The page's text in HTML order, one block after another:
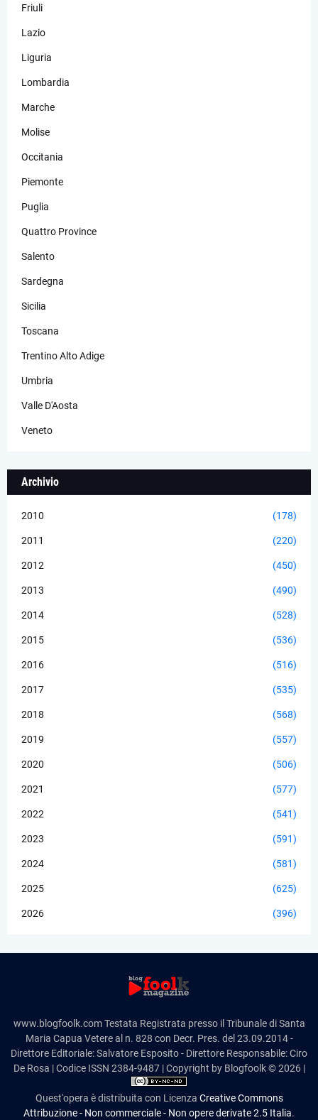
Friuli
Lazio
Liguria
Lombardia
Marche
Molise
Occitania
Piemonte
Puglia
Quattro Province
Salento
Sardegna
Sicilia
Toscana
Trentino Alto Adige
Umbria
Valle D'Aosta
Veneto
Archivio
2010 (178)
2011 (220)
2012 (450)
2013 (490)
2014 (528)
2015 (536)
2016 (516)
2017 (535)
2018 (568)
2019 (557)
2020 (506)
2021 (577)
2022 (541)
2023 (591)
2024 (581)
2025 (625)
2026 (396)
www.blogfoolk.com Testata Registrata presso il Tribunale di Santa
Maria Capua Vetere al n. 828 con Decr. Pres. del 23.09.2014 -
Direttore Editoriale: Salvatore Esposito - Direttore Responsabile: Ciro
De Rosa | Codice ISSN 2384-9487 | Copyright by Blogfoolk © 2026 |
Quest'opera è distribuita con Licenza Creative Commons
Attribuzione - Non commerciale - Non opere derivate 2.5 Italia.